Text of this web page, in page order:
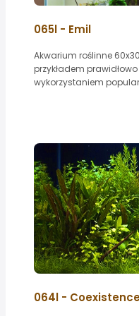
065l - Emil
Akwarium roślinne
przykładem
wykorzystaniem
064l -